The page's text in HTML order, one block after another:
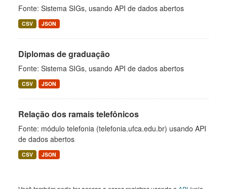
Fonte: Sistema SIGs, usando API de dados abertos
CSV JSON
Diplomas de graduação
Fonte: Sistema SIGs, usando API de dados abertos
CSV JSON
Relação dos ramais telefônicos
Fonte: módulo telefonia (telefonia.ufca.edu.br) usando API
de dados abertos
CSV JSON